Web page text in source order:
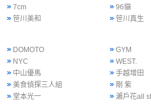
7cm
96貓
笹川美和
笹川真生
DOMOTO
GYM
NYC
WEST.
中山優馬
手越增田
美食偵探三人組
剛 紫
堂本光一
瀨戶花all